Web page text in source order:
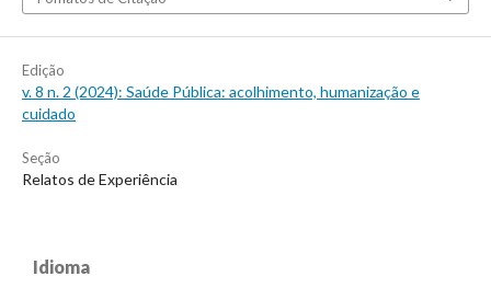
Edição
v. 8 n. 2 (2024): Saúde Pública: acolhimento, humanização e
cuidado
Seção
Relatos de Experiência
Idioma